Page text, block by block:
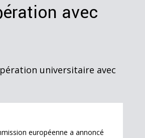
avec
universitaire avec
européenne a annoncé